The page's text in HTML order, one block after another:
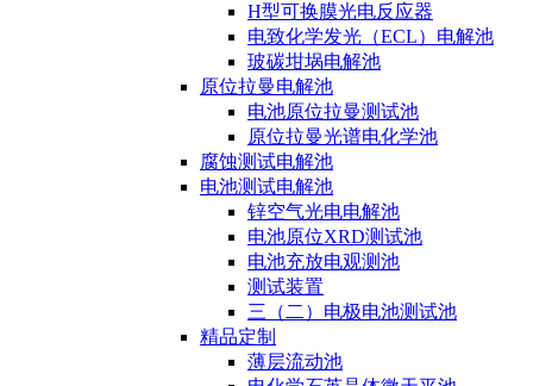
H型可换膜光电反应器
电致化学发光（ECL）电解池
玻碳坩埚电解池
原位拉曼电解池
电池原位拉曼测试池
原位拉曼光谱电化学池
腐蚀测试电解池
电池测试电解池
锌空气光电电解池
电池原位XRD测试池
电池充放电观测池
测试装置
三（二）电极电池测试池
精品定制
薄层流动池